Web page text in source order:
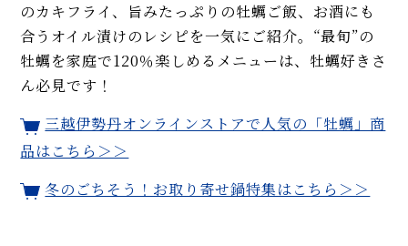
のカキフライ、旨みたっぷりの牡蠣ご飯、お酒にも
合うオイル漬けのレシピを一気にご紹介。“最旬”の
牡蠣を家庭で120％楽しめるメニューは、牡蠣好きさ
ん必見です！
三越伊勢丹オンラインストアで人気の「牡蠣」商
品はこちら＞＞
冬のごちそう！お取り寄せ鍋特集はこちら＞＞
【専門店】もっちり食感「手切
り」スモークサーモンに感動！
食べ方レシピ、特徴も解説
き、ムニエル、幽庵焼き、炊き込
だし不要、ふっくら食感！ 鮭の
炊き込みご飯「はらこ飯」の簡
モヒートの基本レシピ。すっきり
爽快！